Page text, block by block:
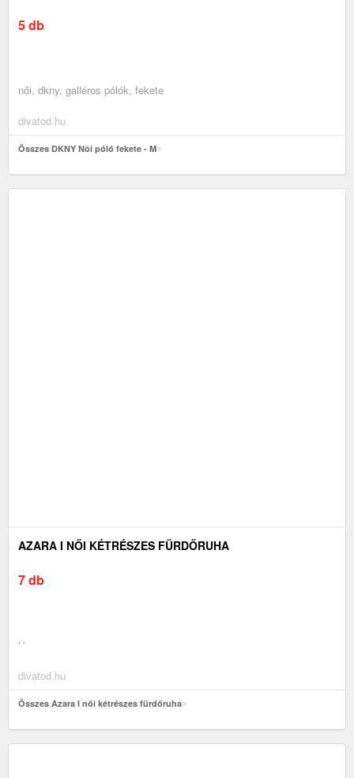
5 db
női, dkny, galléros pólók, fekete
divatod.hu
Összes DKNY Nôi póló fekete - M
AZARA I NŐI KÉTRÉSZES FÜRDŐRUHA
7 db
' '
divatod.hu
Összes Azara I női kétrészes fürdőruha